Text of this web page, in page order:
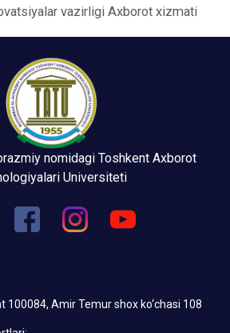
vazirligi Axborot xizmati
nomidagi Toshkent Axborot
Universiteti
100084, Amir Temur shox ko‘chasi 108